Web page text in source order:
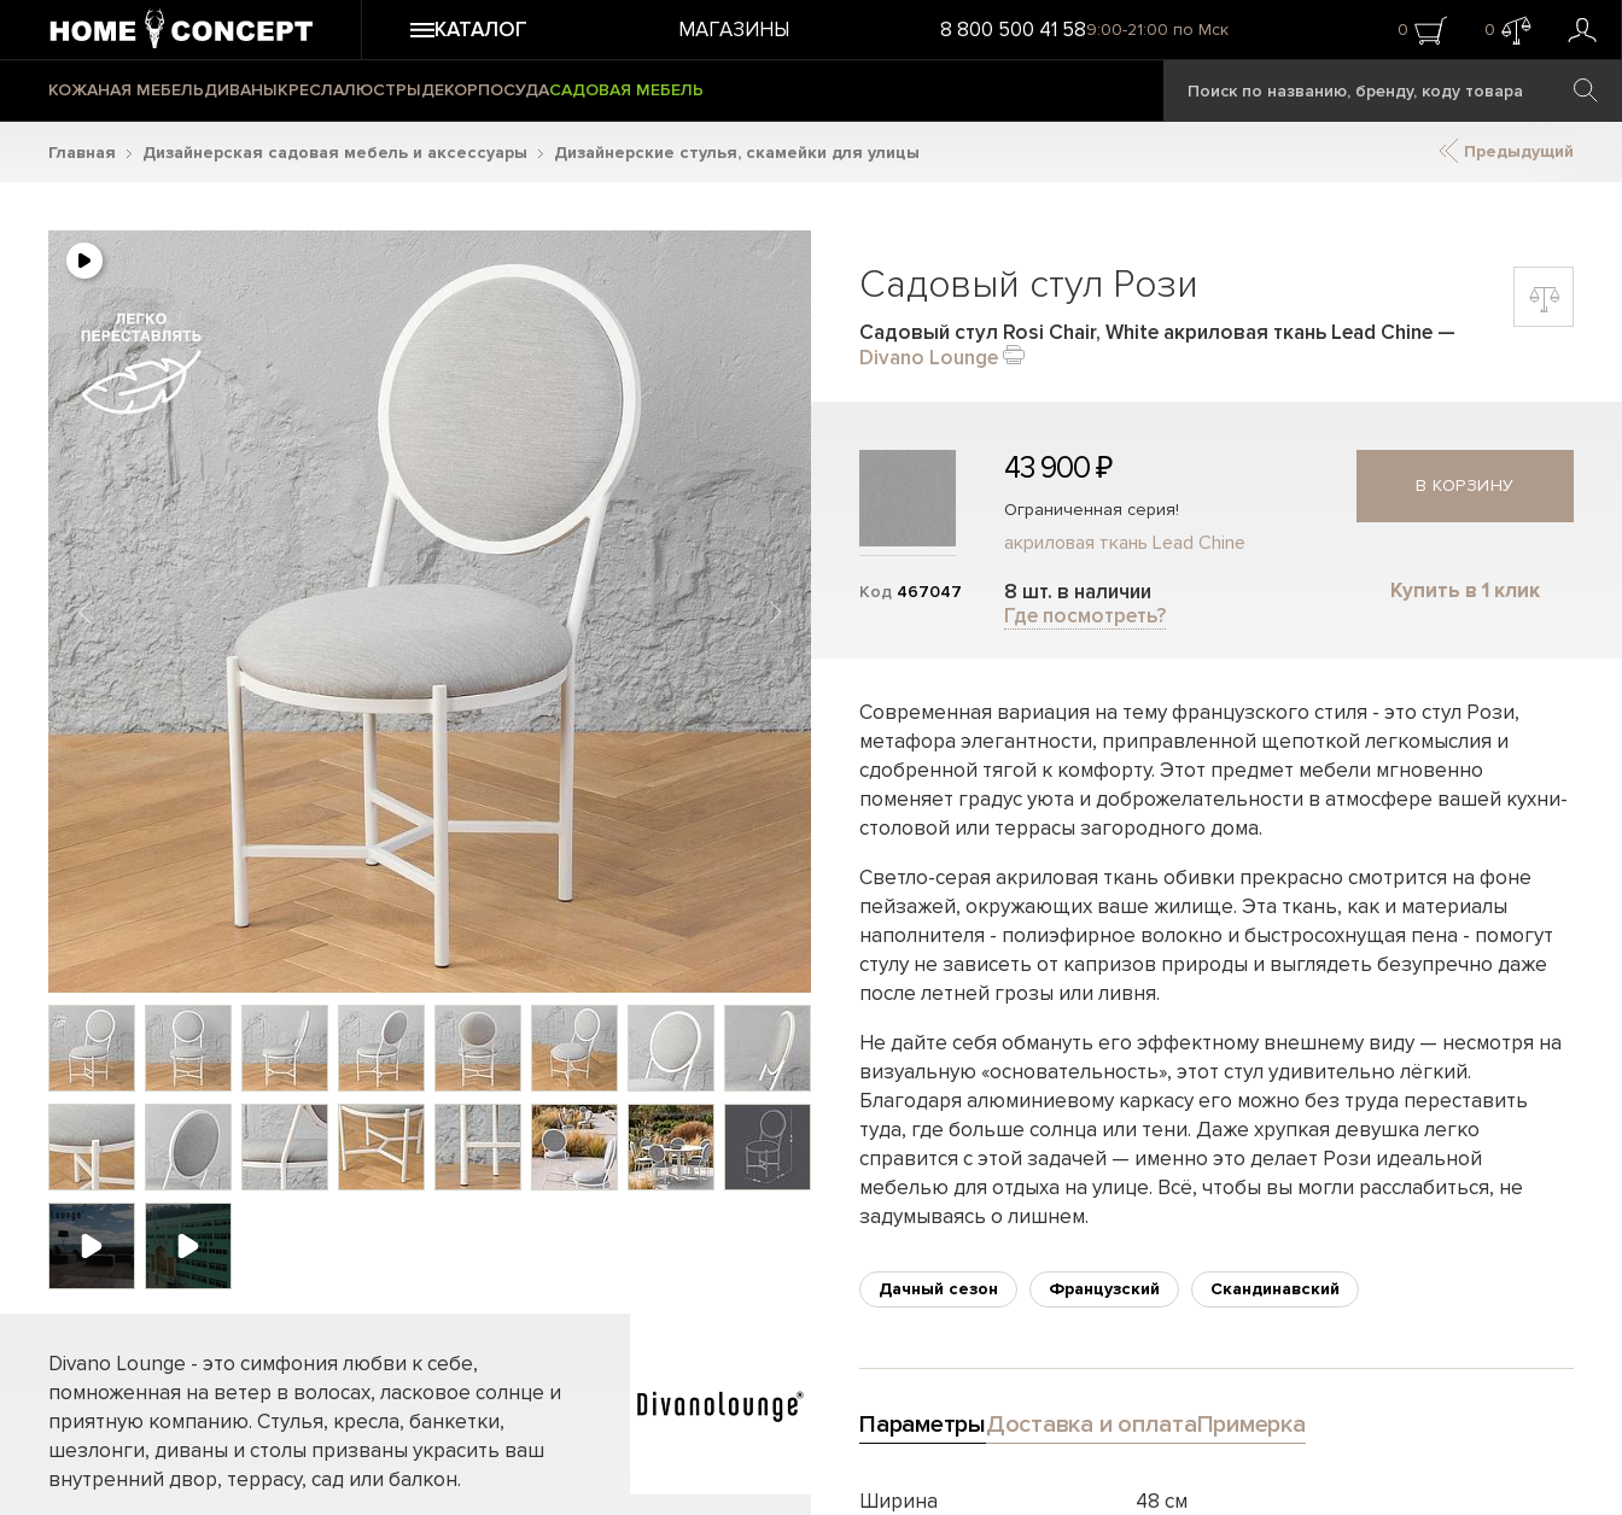
КАТАЛОГ МАГАЗИНЫ 8 800 500 41 589:00-21:00 по Мск 0 0
КОЖАНАЯ МЕБЕЛЬДИВАНЫКРЕСЛАЛЮСТРЫДЕКОРПОСУДАСАДОВАЯ МЕБЕЛЬ
Главная Дизайнерская садовая мебель и аксессуары Дизайнерские стулья, скамейки для улицы Предыдущий
Divano Lounge - это симфония любви к себе,
помноженная на ветер в волосах, ласковое солнце и
приятную компанию. Стулья, кресла, банкетки,
шезлонги, диваны и столы призваны украсить ваш
внутренний двор, террасу, сад или балкон.
Садовый стул Рози
Садовый стул Rosi Chair, White акриловая ткань Lead Chine —
Divano Lounge
Код 467047
43 900 ₽
Ограниченная серия!
акриловая ткань Lead Chine
8 шт. в наличии
Где посмотреть?
В КОРЗИНУ
Купить в 1 клик
Современная вариация на тему французского стиля - это стул Рози,
метафора элегантности, приправленной щепоткой легкомыслия и
сдобренной тягой к комфорту. Этот предмет мебели мгновенно
поменяет градус уюта и доброжелательности в атмосфере вашей кухни-
столовой или террасы загородного дома.
Светло-серая акриловая ткань обивки прекрасно смотрится на фоне
пейзажей, окружающих ваше жилище. Эта ткань, как и материалы
наполнителя - полиэфирное волокно и быстросохнущая пена - помогут
стулу не зависеть от капризов природы и выглядеть безупречно даже
после летней грозы или ливня.
Не дайте себя обмануть его эффектному внешнему виду — несмотря на
визуальную «основательность», этот стул удивительно лёгкий.
Благодаря алюминиевому каркасу его можно без труда переставить
туда, где больше солнца или тени. Даже хрупкая девушка легко
справится с этой задачей — именно это делает Рози идеальной
мебелью для отдыха на улице. Всё, чтобы вы могли расслабиться, не
задумываясь о лишнем.
Дачный сезон Французский Скандинавский
ПараметрыДоставка и оплатаПримерка
Ширина
48 см